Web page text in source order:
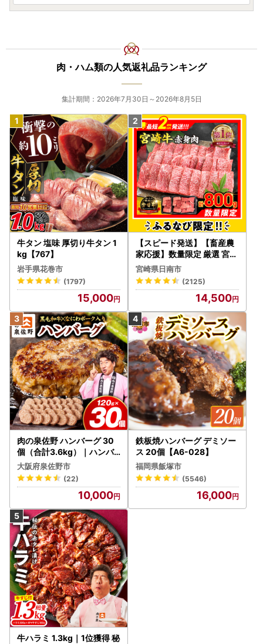
肉・ハム類の人気返礼品ランキング
集計期間：2026年7月30日～2026年8月5日
牛タン 塩味 厚切り牛タン 1
kg【767】
岩手県花巻市
(1797)
15,000
【スピード発送】【畜産農
家応援】数量限定 厳選 宮崎
牛 赤身 焼肉 計800g FN-Li
mited-PR_BDV5-26-2W
宮崎県日南市
(2125)
14,500
肉の泉佐野 ハンバーグ 30
個（合計3.6kg）｜ハンバ
ーグ 訳あり 黒毛和牛×なに
わポーク
大阪府泉佐野市
(22)
10,000
鉄板焼ハンバーグ デミソー
ス 20個【A6-028】
福岡県飯塚市
(5546)
16,000
牛ハラミ 1.3kg｜1位獲得 秘